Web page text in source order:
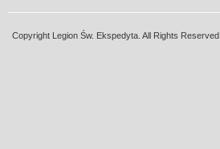
Copyright Legion Św. Ekspedyta. All Rights Reserved.